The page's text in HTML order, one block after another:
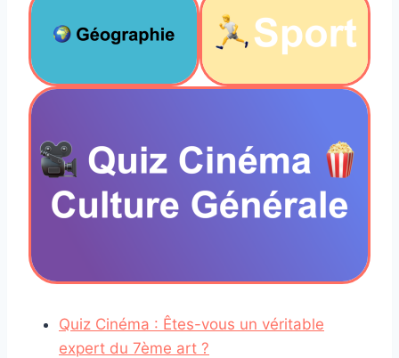
Quiz Cinéma : Êtes-vous un véritable
expert du 7ème art ?